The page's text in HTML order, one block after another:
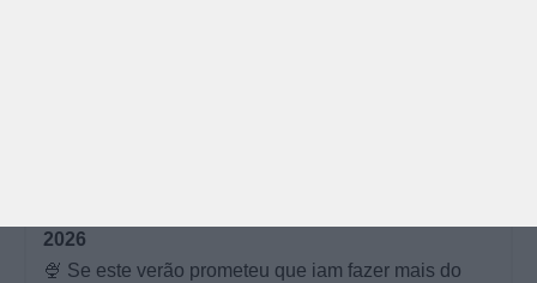
2026
🍨 Se este verão prometeu que iam fazer mais do